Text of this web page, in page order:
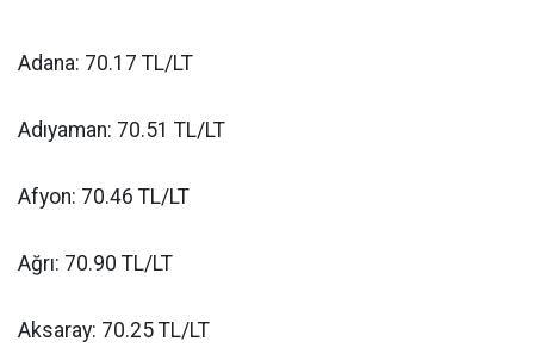
Adana: 70.17 TL/LT
Adıyaman: 70.51 TL/LT
Afyon: 70.46 TL/LT
Ağrı: 70.90 TL/LT
Aksaray: 70.25 TL/LT